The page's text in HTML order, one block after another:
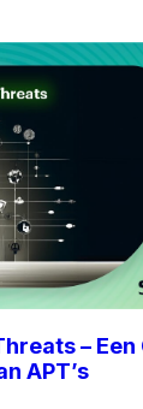
– Een
APT’s